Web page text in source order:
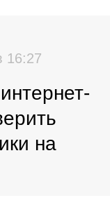
16:27
на